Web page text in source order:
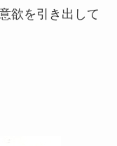
欲を引き出して